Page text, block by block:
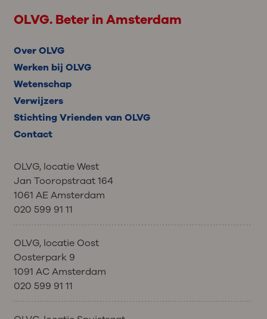
OLVG. Beter in Amsterdam
Over OLVG
Werken bij OLVG
Wetenschap
Verwijzers
Stichting Vrienden van OLVG
Contact
OLVG, locatie West
Jan Tooropstraat 164
1061 AE Amsterdam
020 599 91 11
OLVG, locatie Oost
Oosterpark 9
1091 AC Amsterdam
020 599 91 11